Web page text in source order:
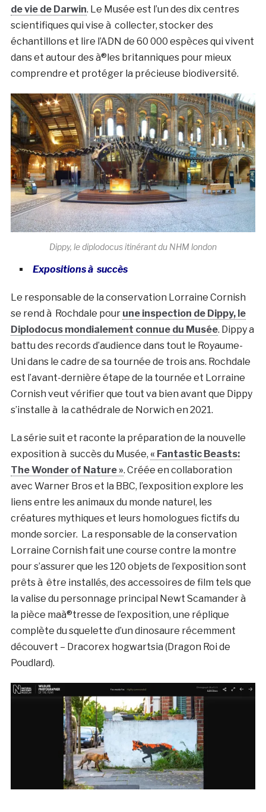
de vie de Darwin. Le Musée est l’un des dix centres
scientifiques qui vise à collecter, stocker des
échantillons et lire l’ADN de 60 000 espèces qui vivent
dans et autour des à®les britanniques pour mieux
comprendre et protéger la précieuse biodiversité.
Dippy, le diplodocus itinérant du NHM london
Expositions à succès
Le responsable de la conservation Lorraine Cornish
se rend à Rochdale pour une inspection de Dippy, le
Diplodocus mondialement connue du Musée. Dippy a
battu des records d’audience dans tout le Royaume-
Uni dans le cadre de sa tournée de trois ans. Rochdale
est l’avant-dernière étape de la tournée et Lorraine
Cornish veut vérifier que tout va bien avant que Dippy
s’installe à la cathédrale de Norwich en 2021.
La série suit et raconte la préparation de la nouvelle
exposition à succès du Musée, « Fantastic Beasts:
The Wonder of Nature ». Créée en collaboration
avec Warner Bros et la BBC, l’exposition explore les
liens entre les animaux du monde naturel, les
créatures mythiques et leurs homologues fictifs du
monde sorcier. La responsable de la conservation
Lorraine Cornish fait une course contre la montre
pour s’assurer que les 120 objets de l’exposition sont
prêts à être installés, des accessoires de film tels que
la valise du personnage principal Newt Scamander à
la pièce maà®tresse de l’exposition, une réplique
complète du squelette d’un dinosaure récemment
découvert – Dracorex hogwartsia (Dragon Roi de
Poudlard).